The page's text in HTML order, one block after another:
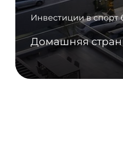
Инвестиции в спорт
Домашняя